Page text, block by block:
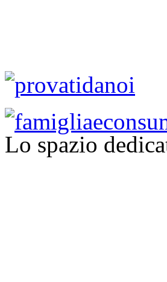
Lo spazio